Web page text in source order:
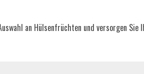
an Hülsenfrüchten und versorgen